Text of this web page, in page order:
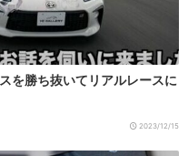
を勝ち抜いてリアルレースに
2023/12/15